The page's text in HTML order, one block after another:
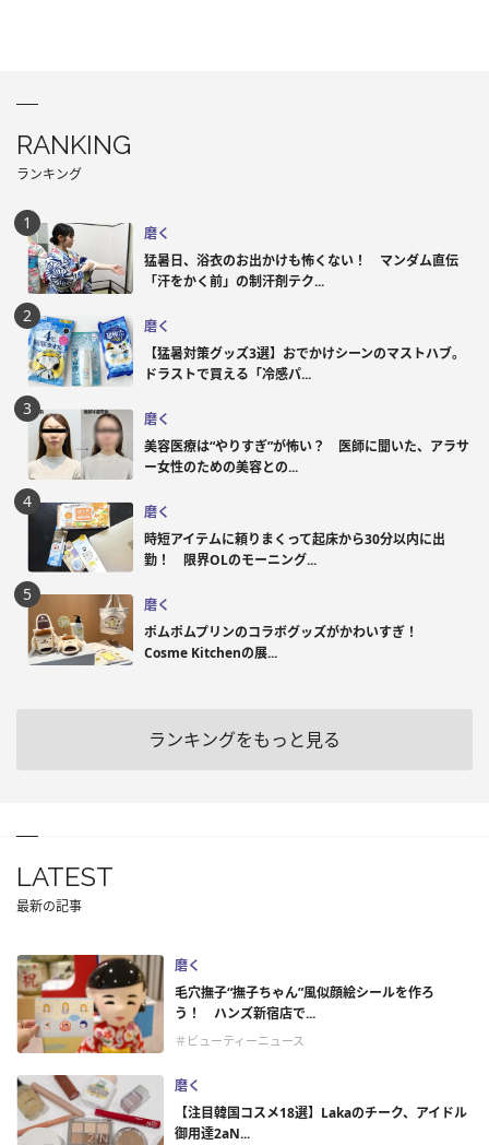
RANKING
ランキング
磨く
猛暑日、浴衣のお出かけも怖くない！ マンダム直伝
「汗をかく前」の制汗剤テク...
磨く
【猛暑対策グッズ3選】おでかけシーンのマストハブ。
ドラストで買える「冷感パ...
磨く
美容医療は“やりすぎ”が怖い？ 医師に聞いた、アラサ
ー女性のための美容との...
磨く
時短アイテムに頼りまくって起床から30分以内に出
勤！ 限界OLのモーニング...
磨く
ポムポムプリンのコラボグッズがかわいすぎ！
Cosme Kitchenの展...
ランキングをもっと見る
LATEST
最新の記事
磨く
毛穴撫子“撫子ちゃん”風似顔絵シールを作ろ
う！ ハンズ新宿店で...
＃ビューティーニュース
磨く
【注目韓国コスメ18選】Lakaのチーク、アイドル
御用達2aN...